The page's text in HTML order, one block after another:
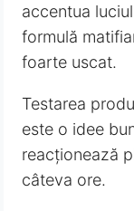
accentua
formulă
foarte uscat.
Testarea
este o idee
reacționează
câteva ore.